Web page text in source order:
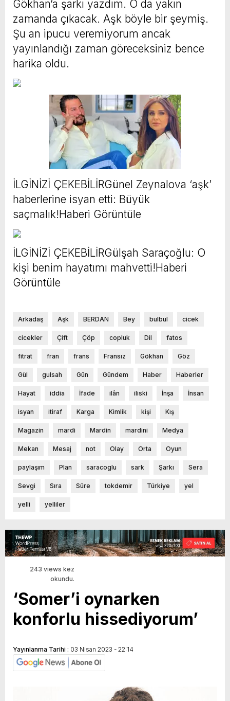
Gökhan’a şarkı yazdım. O da yakın
zamanda çıkacak. Aşk böyle bir şeymiş.
Şu an ipucu veremiyorum ancak
yayınlandığı zaman göreceksiniz bence
harika oldu.
İLGİNİZİ ÇEKEBİLİRGünel Zeynalova ‘aşk’
haberlerine isyan etti: Büyük
saçmalık!Haberi Görüntüle
İLGİNİZİ ÇEKEBİLİRGülşah Saraçoğlu: O
kişi benim hayatımı mahvetti!Haberi
Görüntüle
Arkadaş Aşk BERDAN Bey bulbul cicek
cicekler Çift Çöp copluk Dil fatos
fitrat fran frans Fransız Gökhan Göz
Gül gulsah Gün Gündem Haber Haberler
Hayat iddia İfade ilân iliski İnşa İnsan
isyan itiraf Karga Kimlik kişi Kış
Magazin mardi Mardin mardini Medya
Mekan Mesaj not Olay Orta Oyun
paylaşım Plan saracoglu sark Şarkı Sera
Sevgi Sıra Süre tokdemir Türkiye yel
yelli yelliler
243 views kez
okundu.
‘Somer’i oynarken
konforlu hissediyorum’
Yayınlanma Tarihi : 03 Nisan 2023 - 22:14